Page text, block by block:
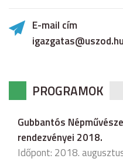
E-mail cím
igazgatas@uszod.hu
PROGRAMOK
Gubbantós
rendezvényei 2018.
Időpont: 2018.